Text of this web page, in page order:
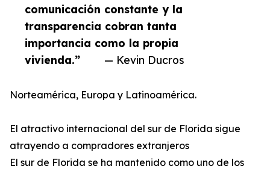
comunicación constante y la
transparencia cobran tanta
importancia como la propia
vivienda.”
— Kevin Ducros
Norteamérica, Europa y Latinoamérica.
El atractivo internacional del sur de Florida sigue
atrayendo a compradores extranjeros
El sur de Florida se ha mantenido como uno de los